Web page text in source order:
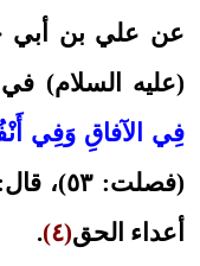
عن علي بن أبي
(عليه السلام)
فِي الآفاقِ وَفِي
(فصلت:
أعداء الحق(٤)
.